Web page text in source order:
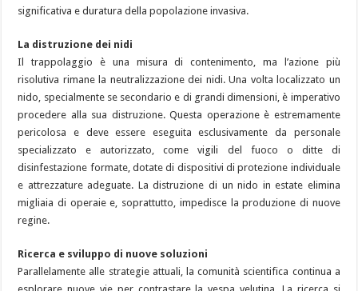
significativa e duratura della popolazione invasiva.
La distruzione dei nidi
Il trappolaggio è una misura di contenimento, ma l’azione più
risolutiva rimane la neutralizzazione dei nidi. Una volta localizzato un
nido, specialmente se secondario e di grandi dimensioni, è imperativo
procedere alla sua distruzione. Questa operazione è estremamente
pericolosa e deve essere eseguita esclusivamente da personale
specializzato e autorizzato, come vigili del fuoco o ditte di
disinfestazione formate, dotate di dispositivi di protezione individuale
e attrezzature adeguate. La distruzione di un nido in estate elimina
migliaia di operaie e, soprattutto, impedisce la produzione di nuove
regine.
Ricerca e sviluppo di nuove soluzioni
Parallelamente alle strategie attuali, la comunità scientifica continua a